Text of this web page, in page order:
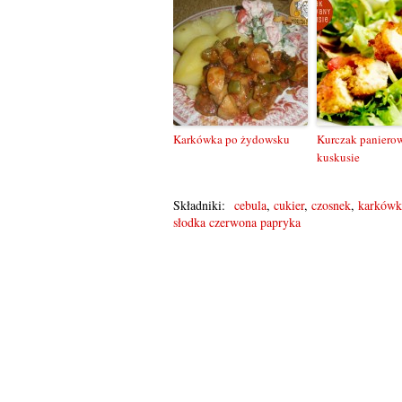
Karkówka po żydowsku
Kurczak
kuskusie
Składniki: cebula, cukier, czosnek,
słodka czerwona papryka